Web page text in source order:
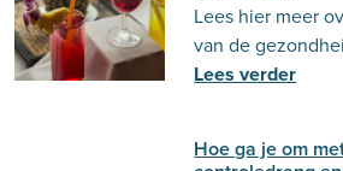
Lees hier meer
van de
Lees verder
Hoe ga je om